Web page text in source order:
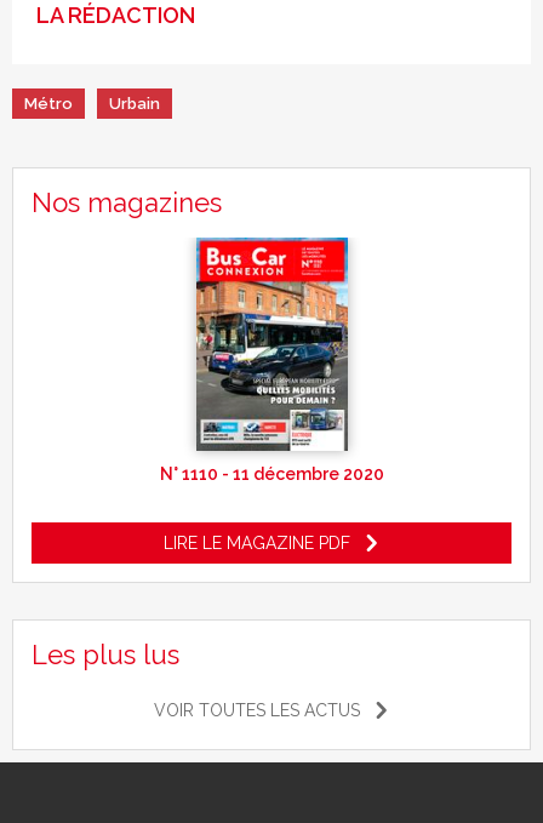
LA RÉDACTION
Métro Urbain
Nos magazines
N° 1110 - 11 décembre 2020
LIRE LE MAGAZINE PDF
Les plus lus
VOIR TOUTES LES ACTUS